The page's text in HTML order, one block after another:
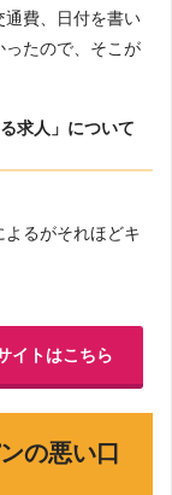
通費、日付を書い
ったので、そこが
求人」について
るがそれほどキ
イトはこちら
の悪い口